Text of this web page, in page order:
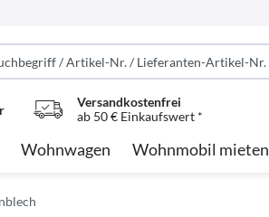
Versandkostenfrei
ab 50 € Einkaufswert *
Wohnwagen Wohnmobil mieten